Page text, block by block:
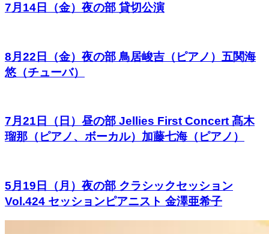
7月14日（金）夜の部 貸切公演
8月22日（金）夜の部 鳥居峻吉（ピアノ）五関海
悠（チューバ）
7月21日（日）昼の部 Jellies First Concert 髙木
瑠那（ピアノ、ボーカル）加藤七海（ピアノ）
5月19日（月）夜の部 クラシックセッション
Vol.424 セッションピアニスト 金澤亜希子